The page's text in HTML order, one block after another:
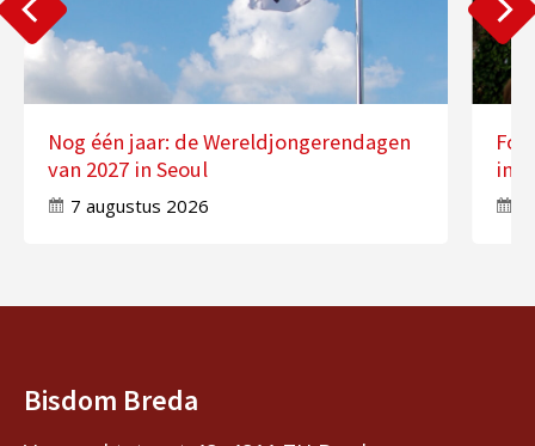
Nog één jaar: de Wereldjongerendagen
van 2027 in Seoul
7 augustus 2026
in
Bisdom Breda